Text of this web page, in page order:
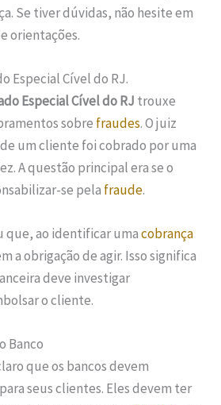
Se tiver dúvidas, não hesite em
orientações.
Especial Cível do RJ.
Especial Cível do RJ trouxe
sobre fraudes. O juiz
um cliente foi cobrado por uma
A questão principal era se o
se pela fraude.
que, ao identificar umacobrança
a obrigação de agir. Isso significa
deve investigar
o cliente.
Banco
que os bancos devem
seus clientes. Eles devem ter